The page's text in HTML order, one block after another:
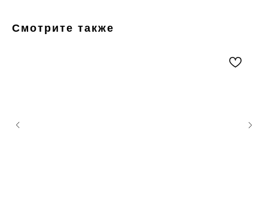
Смотрите также